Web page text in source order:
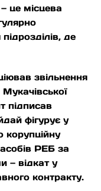
— це місцева
де
звільнення
підписав
фігурує у
РЕБ за
— відкат у
контракту.